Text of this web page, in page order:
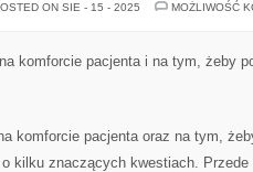
ON SIE - 15 - 2025
MOŻLIWOŚĆ
komforcie pacjenta i na tym, żeby
komforcie pacjenta oraz na tym,
kilku znaczących kwestiach.